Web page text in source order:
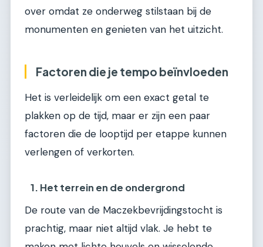
over omdat ze onderweg stilstaan bij de
monumenten en genieten van het uitzicht.
Factoren die je tempo beïnvloeden
Het is verleidelijk om een exact getal te
plakken op de tijd, maar er zijn een paar
factoren die de looptijd per etappe kunnen
verlengen of verkorten.
1. Het terrein en de ondergrond
De route van de Maczekbevrijdingstocht is
prachtig, maar niet altijd vlak. Je hebt te